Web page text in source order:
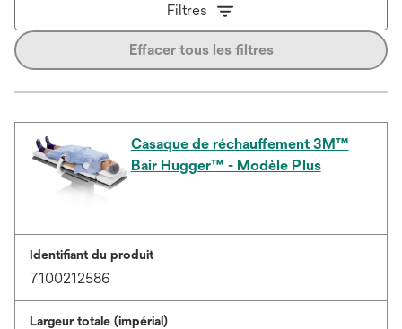
Filtres
Effacer tous les filtres
Casaque de réchauffement 3M™
Bair Hugger™ - Modèle Plus
Identifiant du produit
7100212586
Largeur totale (impérial)